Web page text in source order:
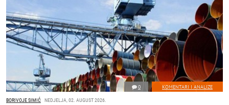
0 KOMENTARI I ANALIZE
BORIVOJE SIMIĆ NEDJELJA, 02. AUGUST 2026.